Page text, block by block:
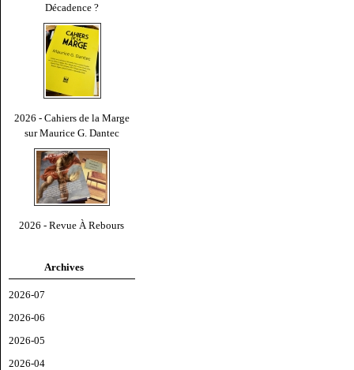
Décadence ?
2026 - Cahiers de la Marge
sur Maurice G. Dantec
2026 - Revue À Rebours
Archives
2026-07
2026-06
2026-05
2026-04